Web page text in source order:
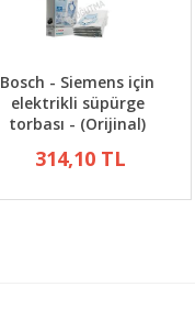
Bosch - Siemens için
elektrikli süpürge
torbası - (Orijinal)
314,10 TL